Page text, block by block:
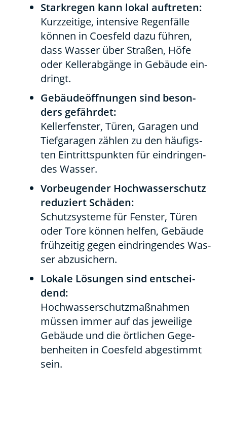
Stark­re­gen kann lokal auf­tre­ten:
Kurz­zei­ti­ge, inten­si­ve Regen­fäl­le
kön­nen in Coes­feld dazu füh­ren,
dass Was­ser über Stra­ßen, Höfe
oder Kel­ler­ab­gän­ge in Gebäu­de ein­
dringt.
Gebäu­de­öff­nun­gen sind beson­
ders gefähr­det:
Kel­ler­fens­ter, Türen, Gara­gen und
Tief­ga­ra­gen zäh­len zu den häu­figs­
ten Ein­tritts­punk­ten für ein­drin­gen­
des Was­ser.
Vor­beu­gen­der Hoch­was­ser­schutz
redu­ziert Schä­den:
Schutz­sys­te­me für Fens­ter, Türen
oder Tore kön­nen hel­fen, Gebäu­de
früh­zei­tig gegen ein­drin­gen­des Was­
ser abzu­si­chern.
Loka­le Lösun­gen sind ent­schei­
dend:
Hoch­was­ser­schutz­maß­nah­men
müs­sen immer auf das jewei­li­ge
Gebäu­de und die ört­li­chen Gege­
ben­hei­ten in Coes­feld abge­stimmt
sein.